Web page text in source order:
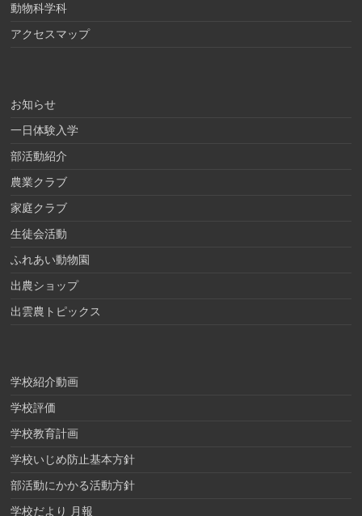
動物科学科
アクセスマップ
お知らせ
一日体験入学
部活動紹介
農業クラブ
家庭クラブ
生徒会活動
ふれあい動物園
出農ショップ
出雲農トピックス
学校紹介動画
学校評価
学校教育計画
学校いじめ防止基本方針
部活動にかかる活動方針
学校だより 月報